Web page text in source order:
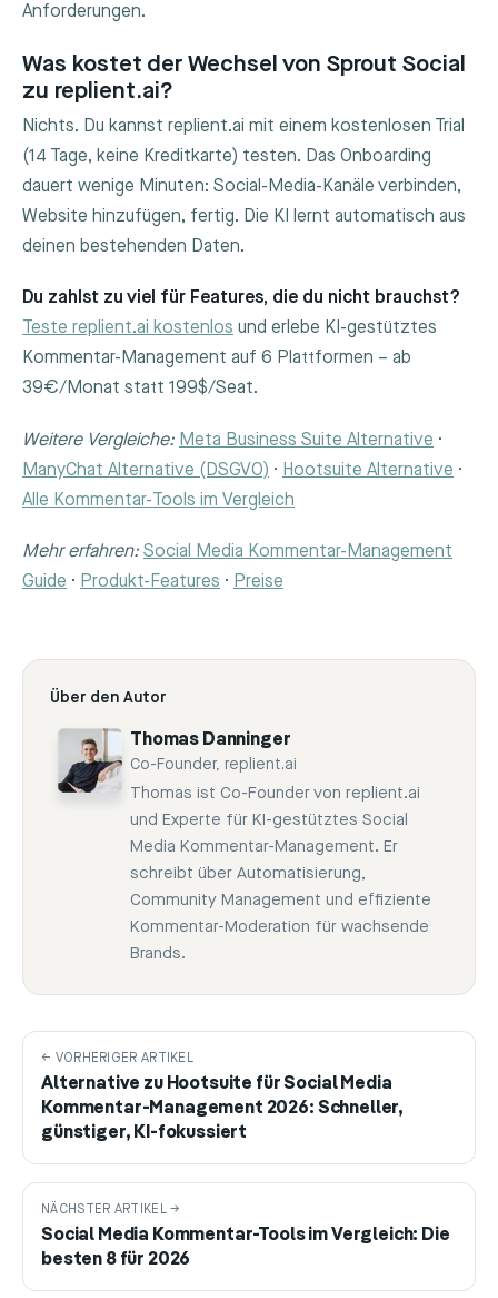
Anforderungen.
Was kostet der Wechsel von Sprout Social
zu replient.ai?
Nichts. Du kannst replient.ai mit einem kostenlosen Trial
(14 Tage, keine Kreditkarte) testen. Das Onboarding
dauert wenige Minuten: Social-Media-Kanäle verbinden,
Website hinzufügen, fertig. Die KI lernt automatisch aus
deinen bestehenden Daten.
Du zahlst zu viel für Features, die du nicht brauchst?
Teste replient.ai kostenlos und erlebe KI-gestütztes
Kommentar-Management auf 6 Plattformen – ab
39€/Monat statt 199$/Seat.
Weitere Vergleiche: Meta Business Suite Alternative ·
ManyChat Alternative (DSGVO) · Hootsuite Alternative ·
Alle Kommentar-Tools im Vergleich
Mehr erfahren: Social Media Kommentar-Management
Guide · Produkt-Features · Preise
Über den Autor
Thomas Danninger
Co-Founder, replient.ai
Thomas ist Co-Founder von replient.ai
und Experte für KI-gestütztes Social
Media Kommentar-Management. Er
schreibt über Automatisierung,
Community Management und effiziente
Kommentar-Moderation für wachsende
Brands.
← VORHERIGER ARTIKEL
Alternative zu Hootsuite für Social Media
Kommentar-Management 2026: Schneller,
günstiger, KI-fokussiert
NÄCHSTER ARTIKEL →
Social Media Kommentar-Tools im Vergleich: Die
besten 8 für 2026